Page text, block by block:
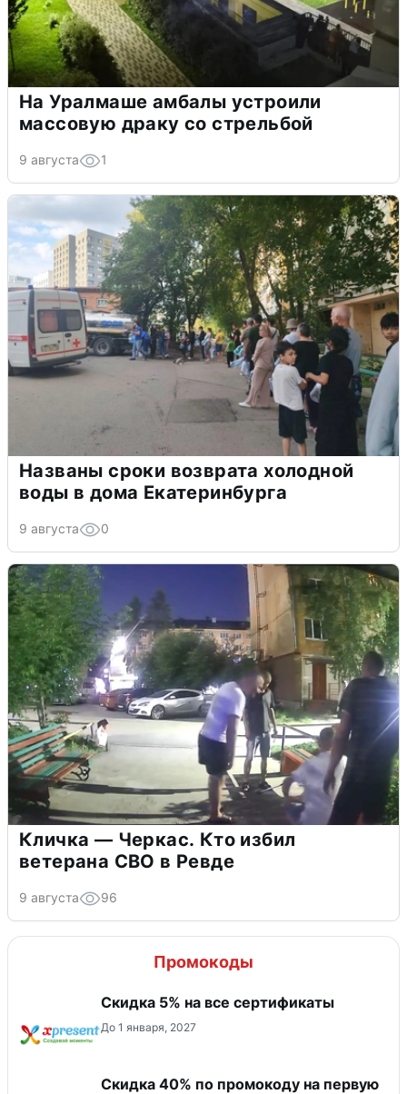
На Уралмаше амбалы устроили
массовую драку со стрельбой
9 августа 1
Названы сроки возврата холодной
воды в дома Екатеринбурга
9 августа 0
Кличка — Черкас. Кто избил
ветерана СВО в Ревде
9 августа 96
Промокоды
Скидка 5% на все сертификаты
До 1 января, 2027
Скидка 40% по промокоду на первую